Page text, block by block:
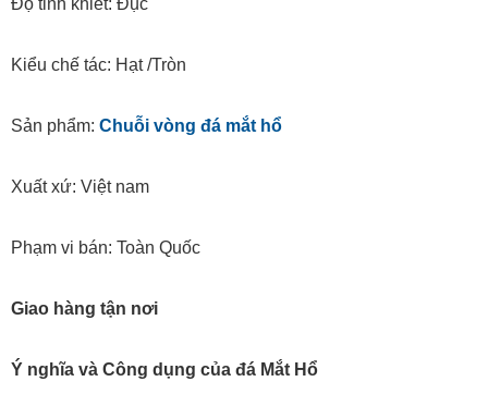
Độ tinh khiết: Đục
Kiểu chế tác: Hạt /Tròn
Sản phẩm: Chuỗi vòng đá mắt hổ
Xuất xứ: Việt nam
Phạm vi bán: Toàn Quốc
Giao hàng tận nơi
Ý nghĩa và Công dụng của đá Mắt Hổ